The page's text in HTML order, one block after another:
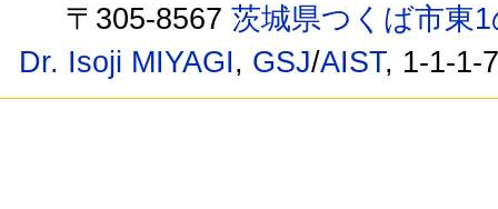
〒305-8567茨城県つくば市東
Dr. Isoji MIYAGI, GSJ/AIST, 1-1-1-